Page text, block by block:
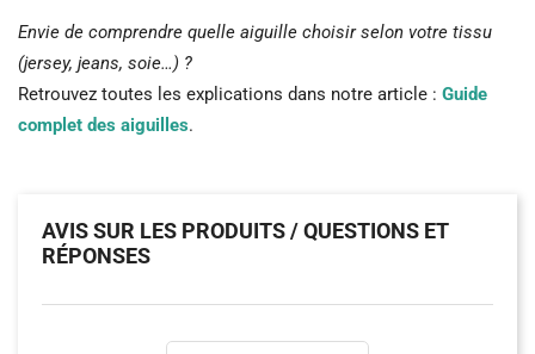
Envie de comprendre quelle aiguille choisir selon votre tissu
(jersey, jeans, soie…) ?
Retrouvez toutes les explications dans notre article : Guide
complet des aiguilles.
AVIS SUR LES PRODUITS / QUESTIONS ET
RÉPONSES